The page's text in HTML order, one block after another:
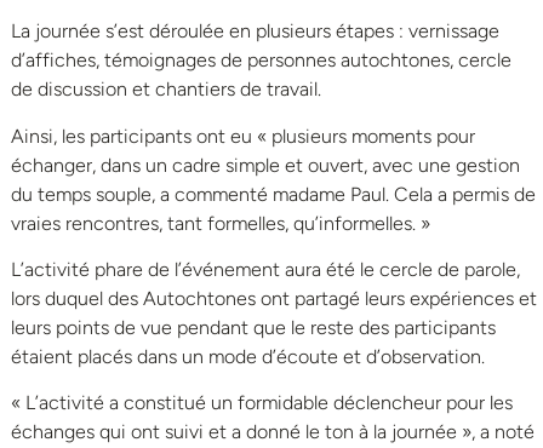
La journée s’est déroulée en plusieurs étapes : vernissage
d’affiches, témoignages de personnes autochtones, cercle
de discussion et chantiers de travail.
Ainsi, les participants ont eu « plusieurs moments pour
échanger, dans un cadre simple et ouvert, avec une gestion
du temps souple, a commenté madame Paul. Cela a permis de
vraies rencontres, tant formelles, qu’informelles. »
L’activité phare de l’événement aura été le cercle de parole,
lors duquel des Autochtones ont partagé leurs expériences et
leurs points de vue pendant que le reste des participants
étaient placés dans un mode d’écoute et d’observation.
« L’activité a constitué un formidable déclencheur pour les
échanges qui ont suivi et a donné le ton à la journée », a noté